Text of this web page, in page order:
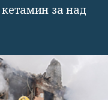
за над